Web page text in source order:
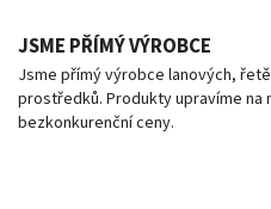
JSME PŘÍMÝ VÝROBCE
Jsme přímý výrobce lanových,
prostředků. Produkty upravíme na
bezkonkurenční ceny.